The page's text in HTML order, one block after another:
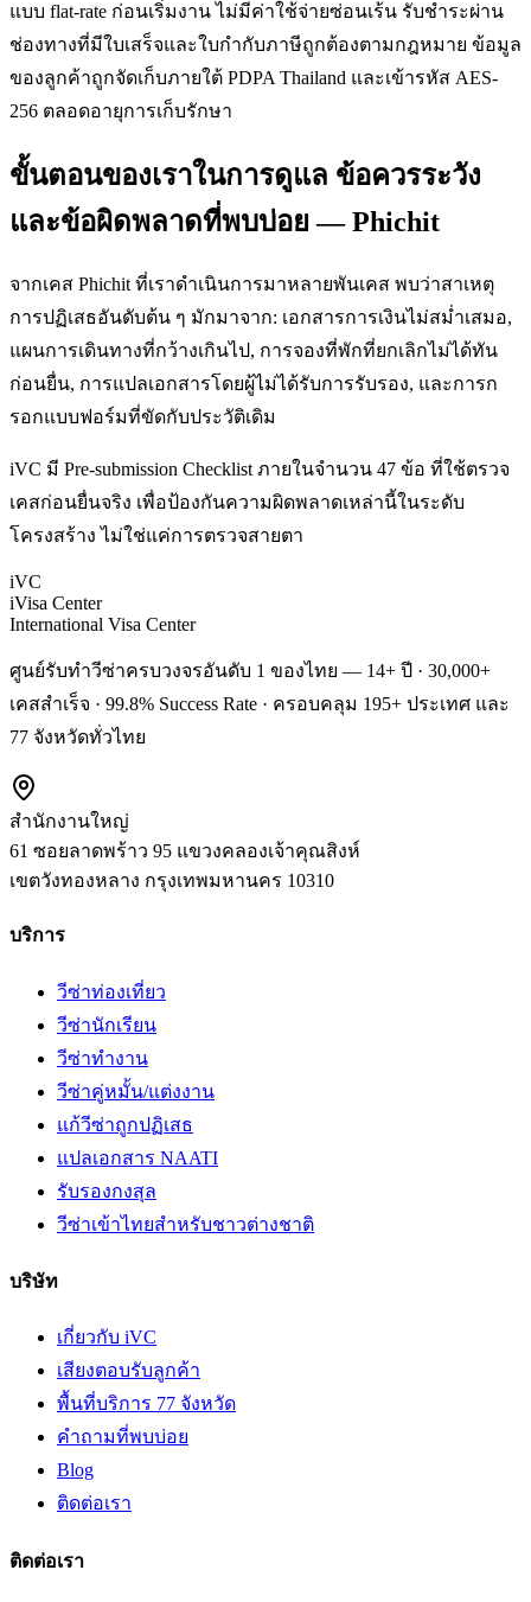
แบบ flat-rate ก่อนเริ่มงาน ไม่มีค่าใช้จ่ายซ่อนเร้น รับชำระผ่าน
ช่องทางที่มีใบเสร็จและใบกำกับภาษีถูกต้องตามกฎหมาย ข้อมูล
ของลูกค้าถูกจัดเก็บภายใต้ PDPA Thailand และเข้ารหัส AES-
256 ตลอดอายุการเก็บรักษา
ขั้นตอนของเราในการดูแล ข้อควรระวัง
และข้อผิดพลาดที่พบบ่อย — Phichit
จากเคส Phichit ที่เราดำเนินการมาหลายพันเคส พบว่าสาเหตุ
การปฏิเสธอันดับต้น ๆ มักมาจาก: เอกสารการเงินไม่สม่ำเสมอ,
แผนการเดินทางที่กว้างเกินไป, การจองที่พักที่ยกเลิกไม่ได้ทัน
ก่อนยื่น, การแปลเอกสารโดยผู้ไม่ได้รับการรับรอง, และการก
รอกแบบฟอร์มที่ขัดกับประวัติเดิม
iVC มี Pre-submission Checklist ภายในจำนวน 47 ข้อ ที่ใช้ตรวจ
เคสก่อนยื่นจริง เพื่อป้องกันความผิดพลาดเหล่านี้ในระดับ
โครงสร้าง ไม่ใช่แค่การตรวจสายตา
iVC
iVisa Center
International Visa Center
ศูนย์รับทำวีซ่าครบวงจรอันดับ 1 ของไทย — 14+ ปี · 30,000+
เคสสำเร็จ · 99.8% Success Rate · ครอบคลุม 195+ ประเทศ และ
77 จังหวัดทั่วไทย
สำนักงานใหญ่
61 ซอยลาดพร้าว 95 แขวงคลองเจ้าคุณสิงห์
เขตวังทองหลาง กรุงเทพมหานคร 10310
บริการ
วีซ่าท่องเที่ยว
วีซ่านักเรียน
วีซ่าทำงาน
วีซ่าคู่หมั้น/แต่งงาน
แก้วีซ่าถูกปฏิเสธ
แปลเอกสาร NAATI
รับรองกงสุล
วีซ่าเข้าไทยสำหรับชาวต่างชาติ
บริษัท
เกี่ยวกับ iVC
เสียงตอบรับลูกค้า
พื้นที่บริการ 77 จังหวัด
คำถามที่พบบ่อย
Blog
ติดต่อเรา
ติดต่อเรา